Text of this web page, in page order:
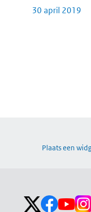
30 april 2019
Plaats een